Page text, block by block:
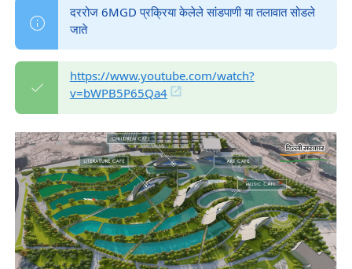
दररोज 6MGD प्रक्रिया केलेले सांडपाणी या तलावात सोडले
जाते
https://www.youtube.com/watch?
v=bWPB5P65Qa4